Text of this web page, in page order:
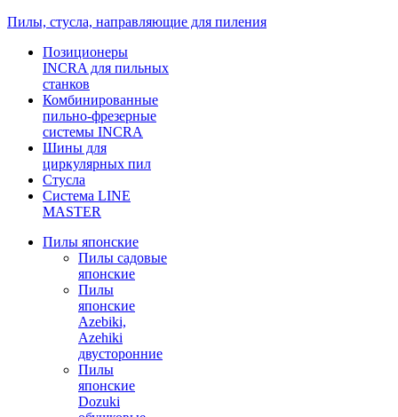
Пилы, стусла, направляющие для пиления
Позиционеры
INCRA для пильных
станков
Комбинированные
пильно-фрезерные
системы INCRA
Шины для
циркулярных пил
Стусла
Система LINE
MASTER
Пилы японские
Пилы садовые
японские
Пилы
японские
Azebiki,
Azehiki
двусторонние
Пилы
японские
Dozuki